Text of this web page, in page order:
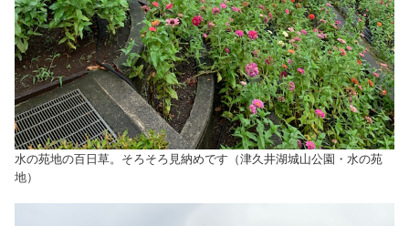
水の苑地の百日草。そろそろ見納めです（津久井湖城山公園・水の苑
地）